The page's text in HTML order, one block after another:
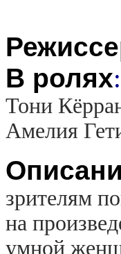
В ролях:
Тони
Амелия
зрителям
на
умной